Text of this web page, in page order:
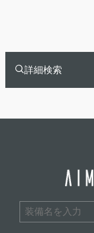
詳細検索
検索